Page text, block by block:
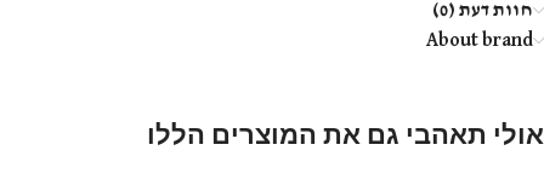
חוות דעת (0)
About brand
אולי תאהבי גם את המוצרים הללו